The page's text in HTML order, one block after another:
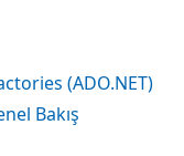
(ADO.NET)
Bakış